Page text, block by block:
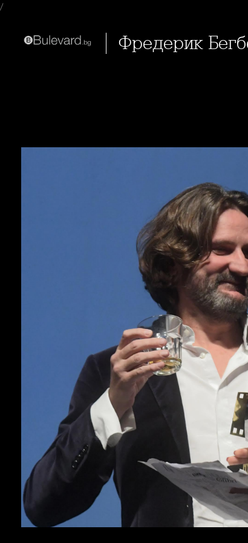
/
Фредерик